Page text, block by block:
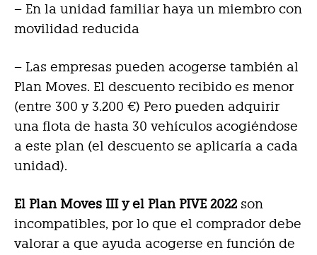
– En la unidad familiar haya un miembro con
movilidad reducida
– Las empresas pueden acogerse también al
Plan Moves. El descuento recibido es menor
(entre 300 y 3.200 €) Pero pueden adquirir
una flota de hasta 30 vehículos acogiéndose
a este plan (el descuento se aplicaría a cada
unidad).
El Plan Moves III y el Plan PIVE 2022 son
incompatibles, por lo que el comprador debe
valorar a que ayuda acogerse en función de